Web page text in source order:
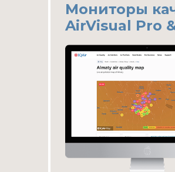
Мониторы
AirVisual Pro